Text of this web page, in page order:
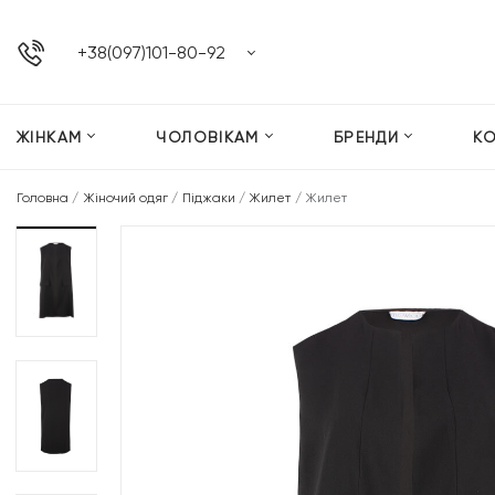
+38(097)101-80-92
ЖІНКАМ ЧОЛОВІКАМ БРЕНДИ
Головна / Жіночий одяг / Піджаки / Жилет / Жилет